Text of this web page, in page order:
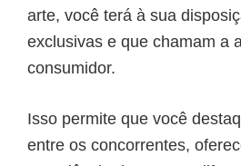
arte, você terá à sua
exclusivas e que chamam a
consumidor.
Isso permite que você
entre os concorrentes,